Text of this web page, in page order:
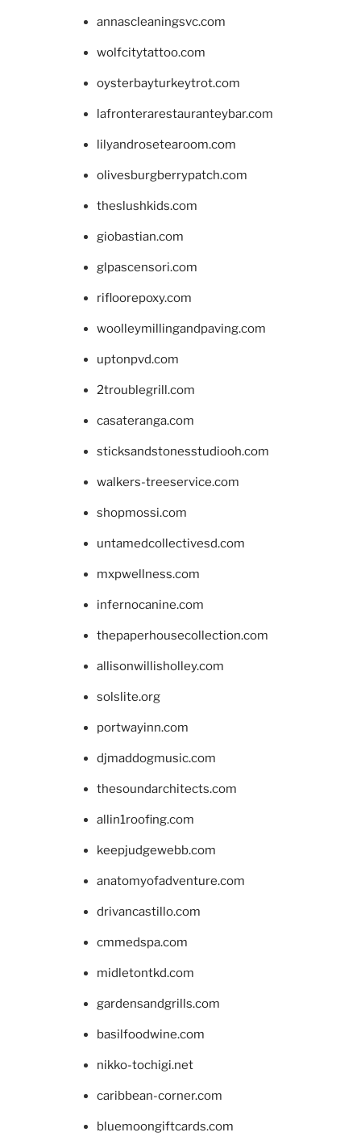
annascleaningsvc.com
wolfcitytattoo.com
oysterbayturkeytrot.com
lafronterarestauranteybar.com
lilyandrosetearoom.com
olivesburgberrypatch.com
theslushkids.com
giobastian.com
glpascensori.com
rifloorepoxy.com
woolleymillingandpaving.com
uptonpvd.com
2troublegrill.com
casateranga.com
sticksandstonesstudiooh.com
walkers-treeservice.com
shopmossi.com
untamedcollectivesd.com
mxpwellness.com
infernocanine.com
thepaperhousecollection.com
allisonwillisholley.com
solslite.org
portwayinn.com
djmaddogmusic.com
thesoundarchitects.com
allin1roofing.com
keepjudgewebb.com
anatomyofadventure.com
drivancastillo.com
cmmedspa.com
midletontkd.com
gardensandgrills.com
basilfoodwine.com
nikko-tochigi.net
caribbean-corner.com
bluemoongiftcards.com